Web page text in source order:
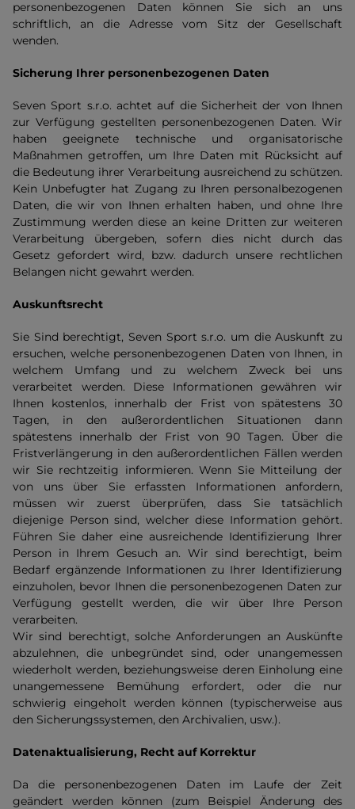
personenbezogenen Daten können Sie sich an uns
schriftlich, an die Adresse vom Sitz der Gesellschaft
wenden.
Sicherung Ihrer personenbezogenen Daten
Seven Sport s.r.o. achtet auf die Sicherheit der von Ihnen
zur Verfügung gestellten personenbezogenen Daten. Wir
haben geeignete technische und organisatorische
Maßnahmen getroffen, um Ihre Daten mit Rücksicht auf
die Bedeutung ihrer Verarbeitung ausreichend zu schützen.
Kein Unbefugter hat Zugang zu Ihren personalbezogenen
Daten, die wir von Ihnen erhalten haben, und ohne Ihre
Zustimmung werden diese an keine Dritten zur weiteren
Verarbeitung übergeben, sofern dies nicht durch das
Gesetz gefordert wird, bzw. dadurch unsere rechtlichen
Belangen nicht gewahrt werden.
Auskunftsrecht
Sie Sind berechtigt, Seven Sport s.r.o. um die Auskunft zu
ersuchen, welche personenbezogenen Daten von Ihnen, in
welchem Umfang und zu welchem Zweck bei uns
verarbeitet werden. Diese Informationen gewähren wir
Ihnen kostenlos, innerhalb der Frist von spätestens 30
Tagen, in den außerordentlichen Situationen dann
spätestens innerhalb der Frist von 90 Tagen. Über die
Fristverlängerung in den außerordentlichen Fällen werden
wir Sie rechtzeitig informieren. Wenn Sie Mitteilung der
von uns über Sie erfassten Informationen anfordern,
müssen wir zuerst überprüfen, dass Sie tatsächlich
diejenige Person sind, welcher diese Information gehört.
Führen Sie daher eine ausreichende Identifizierung Ihrer
Person in Ihrem Gesuch an. Wir sind berechtigt, beim
Bedarf ergänzende Informationen zu Ihrer Identifizierung
einzuholen, bevor Ihnen die personenbezogenen Daten zur
Verfügung gestellt werden, die wir über Ihre Person
verarbeiten.
Wir sind berechtigt, solche Anforderungen an Auskünfte
abzulehnen, die unbegründet sind, oder unangemessen
wiederholt werden, beziehungsweise deren Einholung eine
unangemessene Bemühung erfordert, oder die nur
schwierig eingeholt werden können (typischerweise aus
den Sicherungssystemen, den Archivalien, usw.).
Datenaktualisierung, Recht auf Korrektur
Da die personenbezogenen Daten im Laufe der Zeit
geändert werden können (zum Beispiel Änderung des